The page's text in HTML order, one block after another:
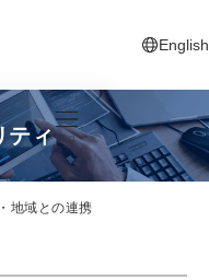
English
新しいタ
メニュー
ティ
地域との連携